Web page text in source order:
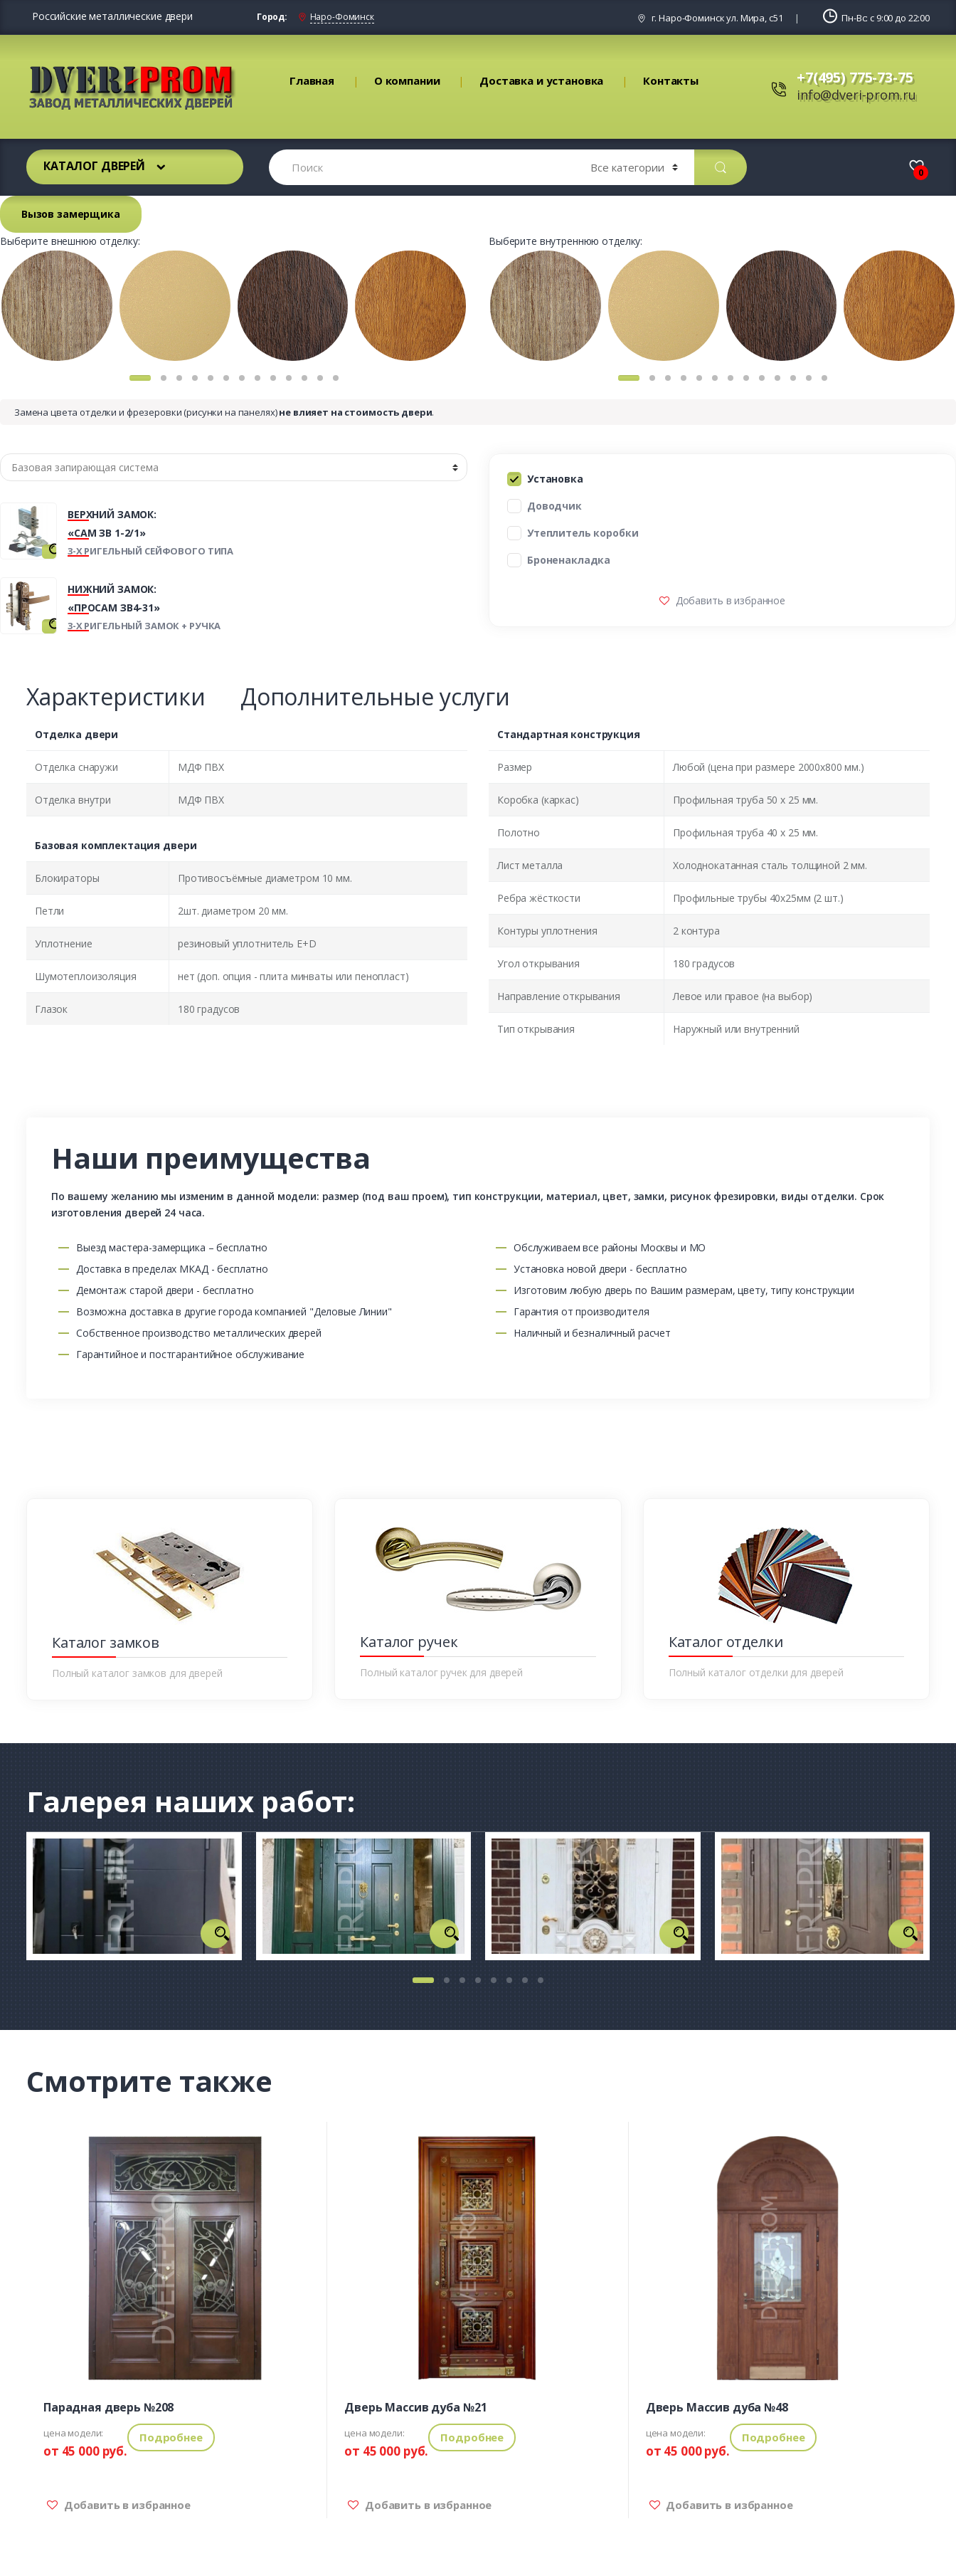
Российские металлические двери Город: Наро-Фоминск г. Наро-Фоминск ул. Мира, с51 Пн-Вс: с 9:00 до 22:00
Главная О компании Доставка и установка Контакты +7(495) 775-73-75
info@dveri-prom.ru
КАТАЛОГ ДВЕРЕЙ 0
Вызов замерщика
Выберите внешнюю отделку:
Выберите внутреннюю отделку:
Замена цвета отделки и фрезеровки (рисунки на панелях)не влияет на стоимость двери.
ВЕРХНИЙ ЗАМОК:
«САМ ЗВ 1-2/1»
3-Х РИГЕЛЬНЫЙ СЕЙФОВОГО ТИПА
НИЖНИЙ ЗАМОК:
«ПРОСАМ ЗВ4-31»
3-Х РИГЕЛЬНЫЙ ЗАМОК + РУЧКА
Установка
Доводчик
Утеплитель коробки
Броненакладка
Добавить в избранное
Характеристики Дополнительные услуги
Отделка двери
Отделка снаружи МДФ ПВХ
Отделка внутри МДФ ПВХ
Базовая комплектация двери
Блокираторы Противосъёмные диаметром 10 мм.
Петли 2шт. диаметром 20 мм.
Уплотнение резиновый уплотнитель E+D
Шумотеплоизоляция нет (доп. опция - плита минваты или пенопласт)
Глазок 180 градусов
Стандартная конструкция
Размер Любой (цена при размере 2000x800 мм.)
Коробка (каркас) Профильная труба 50 х 25 мм.
Полотно Профильная труба 40 х 25 мм.
Лист металла Холоднокатанная сталь толщиной 2 мм.
Ребра жёсткости Профильные трубы 40х25мм (2 шт.)
Контуры уплотнения 2 контура
Угол открывания 180 градусов
Направление открывания Левое или правое (на выбор)
Тип открывания Наружный или внутренний
Наши преимущества
По вашему желанию мы изменим в данной модели: размер (под ваш проем), тип конструкции, материал, цвет, замки, рисунок фрезировки, виды отделки. Срок
изготовления дверей 24 часа.
Выезд мастера-замерщика – бесплатно
Доставка в пределах МКАД - бесплатно
Демонтаж старой двери - бесплатно
Возможна доставка в другие города компанией "Деловые Линии"
Собственное производство металлических дверей
Гарантийное и постгарантийное обслуживание
Обслуживаем все районы Москвы и МО
Установка новой двери - бесплатно
Изготовим любую дверь по Вашим размерам, цвету, типу конструкции
Гарантия от производителя
Наличный и безналичный расчет
Каталог замков
Полный каталог замков для дверей
Каталог ручек
Полный каталог ручек для дверей
Каталог отделки
Полный каталог отделки для дверей
Галерея наших работ:
Смотрите также
Парадная дверь №208
цена модели:
от 45 000 руб.
Подробнее
Добавить в избранное
Дверь Массив дуба №21
цена модели:
от 45 000 руб.
Подробнее
Добавить в избранное
Дверь Массив дуба №48
цена модели:
от 45 000 руб.
Подробнее
Добавить в избранное